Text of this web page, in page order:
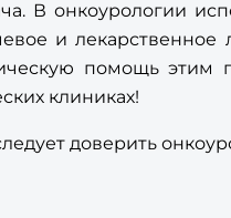
В онкоурологии
и
помощь этим
клиниках!
доверить